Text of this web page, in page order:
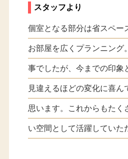
スタッフより
個室となる部分は省スペー
お部屋を広くプランニング
事でしたが、今までの印象
見違えるほどの変化に喜ん
思います。これからもたく
い空間として活躍していた